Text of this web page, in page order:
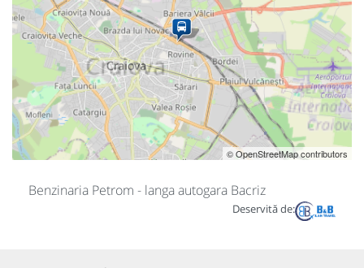
© OpenStreetMap contributors
Benzinaria Petrom - langa autogara Bacriz
Deservită de: